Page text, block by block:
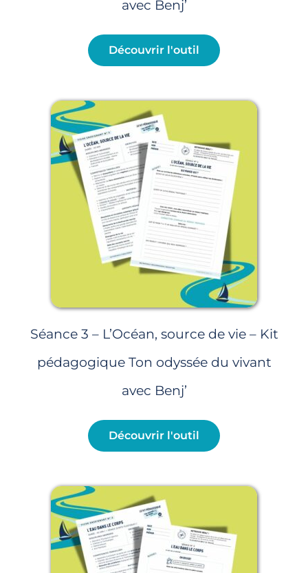
avec Benj’
Découvrir l'outil
Séance 3 – L’Océan, source de vie – Kit
pédagogique Ton odyssée du vivant
avec Benj’
Découvrir l'outil